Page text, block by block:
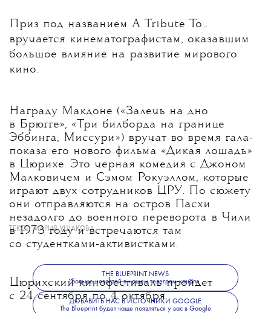
Приз под названием A Tribute To...
вручается кинематографистам, оказавшим
большое влияние на развитие мирового
кино.
Награду Макдоне («Залечь на дно
в Брюгге», «Три билборда на границе
Эббинга, Миссури») вручат во время гала-
показа его нового фильма «Дикая лошадь»
в Цюрихе. Это черная комедия с Джоном
Малковичем и Сэмом Рокуэллом, которые
играют двух сотрудников ЦРУ. По сюжету
они отправляются на остров Пасхи
незадолго до военного переворота в Чили
в 1973 году и встречаются там
со студентками-активистками.
Цюрихский кинофестиваль пройдет
с 24 сентября по 4 октября.
ТЕКСТ:МАРИЯ УШАКОВА
THE BLUEPRINT NEWS
Больше новостей в нашем телеграм-канале
ДОБАВИТЬ НАС В ИСТОЧНИКИ GOOGLE
The Blueprint будет чаще появляться у вас в Google